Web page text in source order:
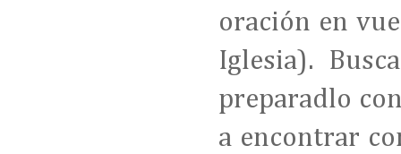
oración en
Iglesia).
preparadlo
a encontrar